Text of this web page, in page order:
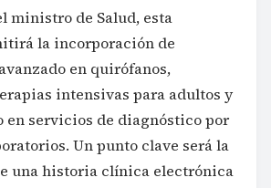
ministro de Salud, esta
la incorporación de
en quirófanos,
intensivas para adultos y
en servicios de diagnóstico por
Un punto clave será la
una historia clínica electrónica